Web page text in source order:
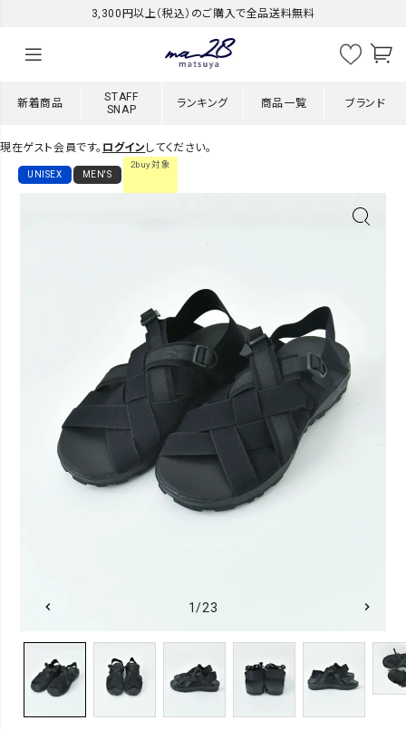
3,300円以上（税込）のご購入で全品送料無料
新着商品
STAFF
SNAP
ランキング 商品一覧 ブランド
現在ゲスト会員です。 ログインしてください。
UNISEX MEN'S
2buy対象
1/23